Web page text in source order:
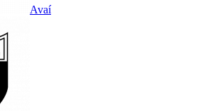
Avaí